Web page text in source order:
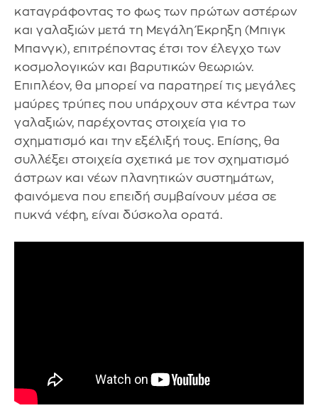
καταγράφοντας το φως των πρώτων αστέρων
και γαλαξιών μετά τη Μεγάλη Έκρηξη (Μπιγκ
Μπανγκ), επιτρέποντας έτσι τον έλεγχο των
κοσμολογικών και βαρυτικών θεωριών.
Επιπλέον, θα μπορεί να παρατηρεί τις μεγάλες
μαύρες τρύπες που υπάρχουν στα κέντρα των
γαλαξιών, παρέχοντας στοιχεία για το
σχηματισμό και την εξέλιξή τους. Επίσης, θα
συλλέξει στοιχεία σχετικά με τον σχηματισμό
άστρων και νέων πλανητικών συστημάτων,
φαινόμενα που επειδή συμβαίνουν μέσα σε
πυκνά νέφη, είναι δύσκολα ορατά.